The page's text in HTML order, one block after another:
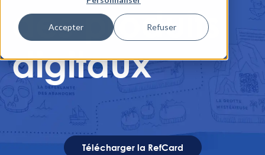
Accepter Refuser
des produits
digitaux
Télécharger la RefCard